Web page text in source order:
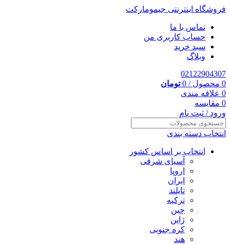
فروشگاه اینترنتی جیمومارکت
تماس با ما
حساب کاربری من
سبد خرید
وبلاگ
02122904307
0 محصول /
0 تومان
0 علاقه مندی
0 مقایسه
ورود / ثبت نام
انتخاب دسته بندی
انتخاب بر اساس کشور
آسیای شرقی
اروپا
ایران
تایلند
ترکیه
چین
ژاپن
کره جنوبی
هند